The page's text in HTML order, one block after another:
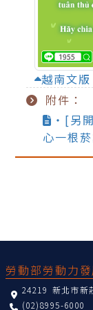
越南文版
附件：
‧[另
心一根
勞動部勞動力
24219 新北市新
(02)8995-6000